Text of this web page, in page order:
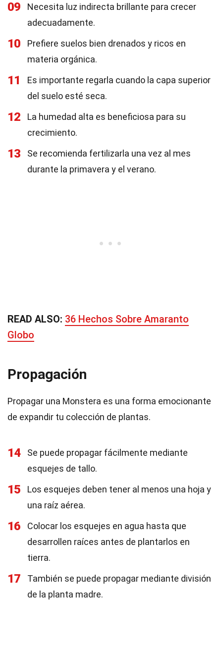
09
Necesita luz indirecta brillante para crecer
adecuadamente.
10
Prefiere suelos bien drenados y ricos en
materia orgánica.
11
Es importante regarla cuando la capa superior
del suelo esté seca.
12
La humedad alta es beneficiosa para su
crecimiento.
13
Se recomienda fertilizarla una vez al mes
durante la primavera y el verano.
READ ALSO: 36 Hechos Sobre Amaranto
Globo
Propagación
Propagar una Monstera es una forma emocionante
de expandir tu colección de plantas.
14
Se puede propagar fácilmente mediante
esquejes de tallo.
15
Los esquejes deben tener al menos una hoja y
una raíz aérea.
16
Colocar los esquejes en agua hasta que
desarrollen raíces antes de plantarlos en
tierra.
17
También se puede propagar mediante división
de la planta madre.